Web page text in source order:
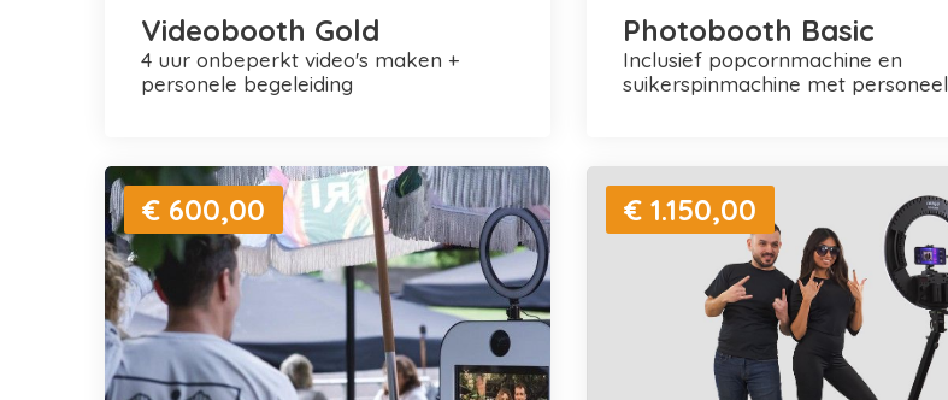
Videobooth Gold
4 uur onbeperkt video's maken +
personele begeleiding
Photobooth Basic
inclusief popcornmachine en
suikerspinmachine met personeel
€ 600,00 € 1.150,00